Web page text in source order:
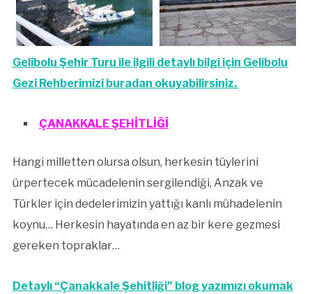
Gelibolu Şehir Turu ile ilgili detaylı bilgi için Gelibolu
Gezi Rehberimizi buradan okuyabilirsiniz.
ÇANAKKALE ŞEHİTLİĞİ
Hangi milletten olursa olsun, herkesin tüylerini
ürpertecek mücadelenin sergilendiği, Anzak ve
Türkler için dedelerimizin yattığı kanlı mühadelenin
koynu… Herkesin hayatında en az bir kere gezmesi
gereken topraklar…
Detaylı “Çanakkale Şehitliği” blog yazımızı okumak